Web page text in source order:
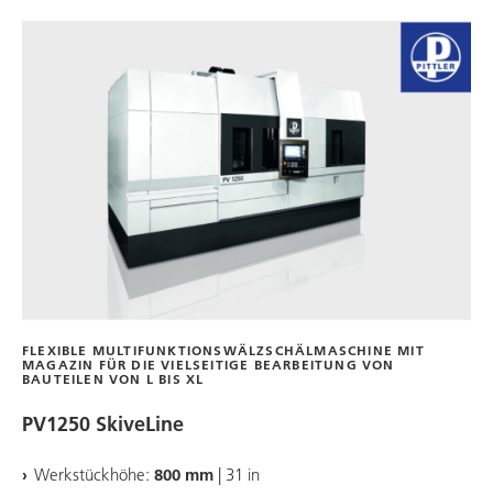
FLEXIBLE MULTIFUNKTIONSWÄLZSCHÄLMASCHINE MIT
MAGAZIN FÜR DIE VIELSEITIGE BEARBEITUNG VON
BAUTEILEN VON L BIS XL
PV1250 SkiveLine
Werkstückhöhe: 800 mm | 31 in